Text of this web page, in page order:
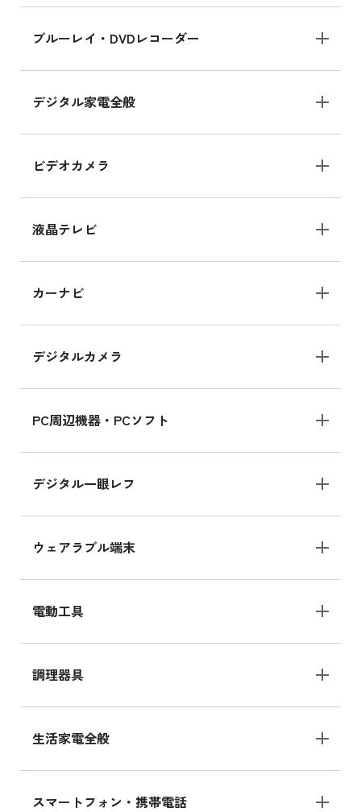
ブルーレイ・DVDレコーダー
デジタル家電全般
ビデオカメラ
液晶テレビ
カーナビ
デジタルカメラ
PC周辺機器・PCソフト
デジタル一眼レフ
ウェアラブル端末
電動工具
調理器具
生活家電全般
スマートフォン・携帯電話
iPhone 16 シリーズ
iPhone 16 の新品買取価格
iPad Air 11インチ シリーズ
iPad Air 11インチ の新品買取価格
iPhone 15 128GB シリーズ
iPhone 15 128GB の新品買取価格
MK2K3J/Aの新品買取価格はこちら